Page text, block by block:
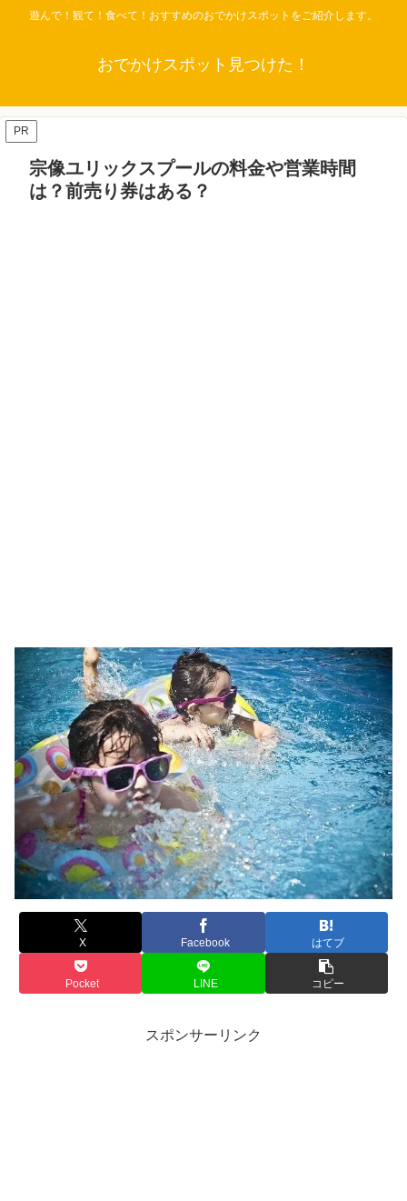
遊んで！観て！食べて！おすすめのおでかけスポットをご紹介します。
おでかけスポット見つけた！
PR
宗像ユリックスプールの料金や営業時間
は？前売り券はある？
X Facebook はてブ
Pocket LINE コピー
スポンサーリンク